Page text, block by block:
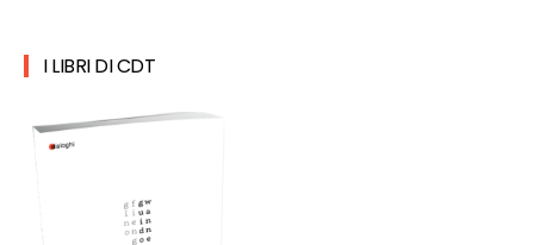
I LIBRI DI CDT